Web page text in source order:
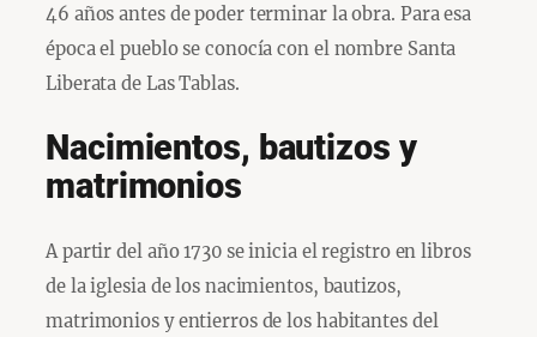
46 años antes de poder terminar la obra. Para esa
época el pueblo se conocía con el nombre Santa
Liberata de Las Tablas.
Nacimientos, bautizos y
matrimonios
A partir del año 1730 se inicia el registro en libros
de la iglesia de los nacimientos, bautizos,
matrimonios y entierros de los habitantes del